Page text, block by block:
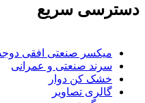
دسترسی سریع
میکسر صنعتی افقی
سرند صنعتی و عمرانی
خشک کن دوار
گالری تصاویر